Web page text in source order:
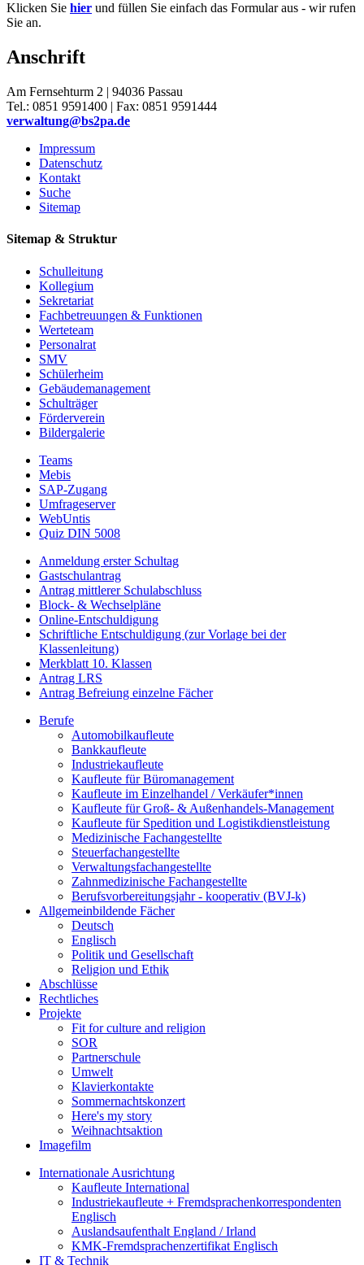
Klicken Sie hier und füllen Sie einfach das Formular aus - wir rufen
Sie an.
Anschrift
Am Fernsehturm 2 | 94036 Passau
Tel.: 0851 9591400 | Fax: 0851 9591444
verwaltung@bs2pa.de
Impressum
Datenschutz
Kontakt
Suche
Sitemap
Sitemap & Struktur
Schulleitung
Kollegium
Sekretariat
Fachbetreuungen & Funktionen
Werteteam
Personalrat
SMV
Schülerheim
Gebäudemanagement
Schulträger
Förderverein
Bildergalerie
Teams
Mebis
SAP-Zugang
Umfrageserver
WebUntis
Quiz DIN 5008
Anmeldung erster Schultag
Gastschulantrag
Antrag mittlerer Schulabschluss
Block- & Wechselpläne
Online-Entschuldigung
Schriftliche Entschuldigung (zur Vorlage bei der
Klassenleitung)
Merkblatt 10. Klassen
Antrag LRS
Antrag Befreiung einzelne Fächer
Berufe
Automobilkaufleute
Bankkaufleute
Industriekaufleute
Kaufleute für Büromanagement
Kaufleute im Einzelhandel / Verkäufer*innen
Kaufleute für Groß- & Außenhandels-Management
Kaufleute für Spedition und Logistikdienstleistung
Medizinische Fachangestellte
Steuerfachangestellte
Verwaltungsfachangestellte
Zahnmedizinische Fachangestellte
Berufsvorbereitungsjahr - kooperativ (BVJ-k)
Allgemeinbildende Fächer
Deutsch
Englisch
Politik und Gesellschaft
Religion und Ethik
Abschlüsse
Rechtliches
Projekte
Fit for culture and religion
SOR
Partnerschule
Umwelt
Klavierkontakte
Sommernachtskonzert
Here's my story
Weihnachtsaktion
Imagefilm
Internationale Ausrichtung
Kaufleute International
Industriekaufleute + Fremdsprachenkorrespondenten
Englisch
Auslandsaufenthalt England / Irland
KMK-Fremdsprachenzertifikat Englisch
IT & Technik